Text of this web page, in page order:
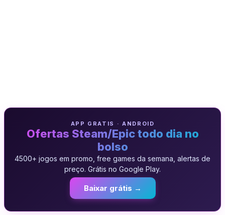
APP GRATIS · ANDROID
Ofertas Steam/Epic todo dia no
bolso
4500+ jogos em promo, free games da semana, alertas de
preço. Grátis no Google Play.
Baixar grátis →